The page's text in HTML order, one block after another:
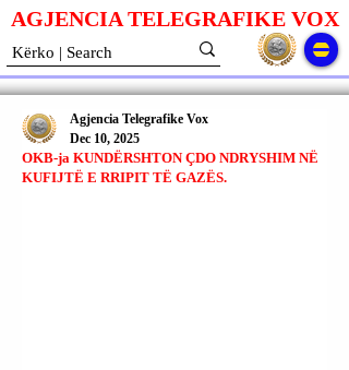
AGJENCIA TELEGRAFIKE VOX
OKB-ja KUNDËRSHTON ÇDO NDRYSHIM NË
KUFIJTË E RRIPIT TË GAZËS.
Agjencia Telegrafike Vox
Dec 10, 2025